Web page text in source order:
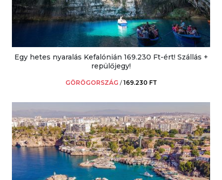
Egy hetes nyaralás Kefalónián 169.230 Ft-ért! Szállás +
repülőjegy!
GÖRÖGORSZÁG /169.230 FT